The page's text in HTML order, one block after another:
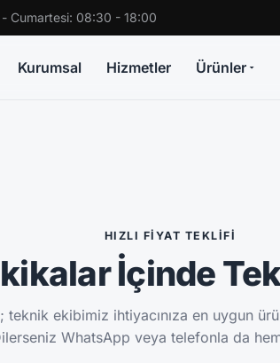
Cumartesi: 08:30 - 18:00
Kurumsal Hizmetler Ürünler
HIZLI FIYAT TEKLIFI
İçinde
teknik ekibimiz ihtiyacınıza en uygun
WhatsApp veya telefonla da